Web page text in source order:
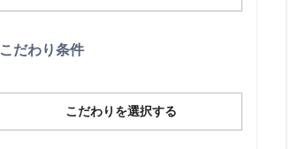
こだわり条件
こだわりを選択する